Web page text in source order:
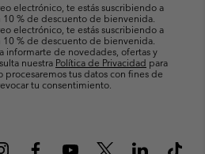
electrónico, te estás suscribiendo a
% de descuento de bienvenida.
electrónico, te estás suscribiendo a
% de descuento de bienvenida.
informarte de novedades, ofertas y
nuestra Política de Privacidad para
tus datos con fines de
tu consentimiento.